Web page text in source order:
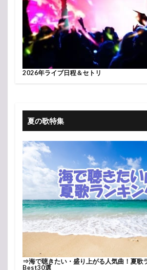
2026年ライブ日程＆セトリ
夏の歌特集
⇒海で聴きたい・盛り上がる人気曲！夏歌
Best30選